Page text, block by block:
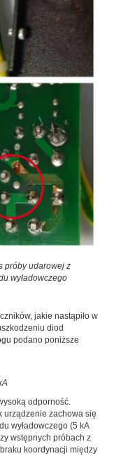
próby udarowej z
wyładowczego
jakie nastąpiło w
diod
podano poniższe
odporność.
urządzenie zachowa się
wyładowczego (5 kA
wstępnych próbach z
koordynacji między